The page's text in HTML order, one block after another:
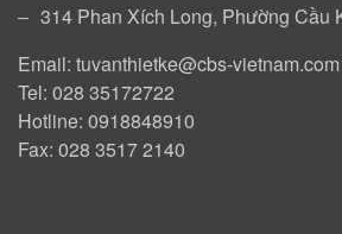
‒ 314 Phan Xích Long, Phường Cầu
Email: tuvanthietke@cbs-vietnam.com
Tel: 028 35172722
Hotline: 0918848910
Fax: 028 3517 2140